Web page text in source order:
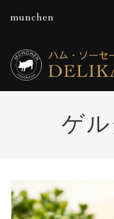
munchen
ゲ